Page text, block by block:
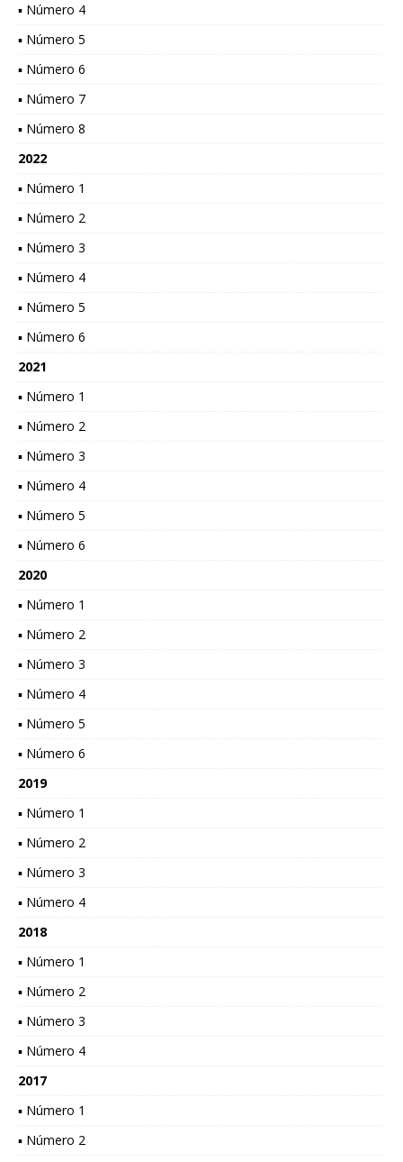
▪ Número 4
▪ Número 5
▪ Número 6
▪ Número 7
▪ Número 8
2022
▪ Número 1
▪ Número 2
▪ Número 3
▪ Número 4
▪ Número 5
▪ Número 6
2021
▪ Número 1
▪ Número 2
▪ Número 3
▪ Número 4
▪ Número 5
▪ Número 6
2020
▪ Número 1
▪ Número 2
▪ Número 3
▪ Número 4
▪ Número 5
▪ Número 6
2019
▪ Número 1
▪ Número 2
▪ Número 3
▪ Número 4
2018
▪ Número 1
▪ Número 2
▪ Número 3
▪ Número 4
2017
▪ Número 1
▪ Número 2